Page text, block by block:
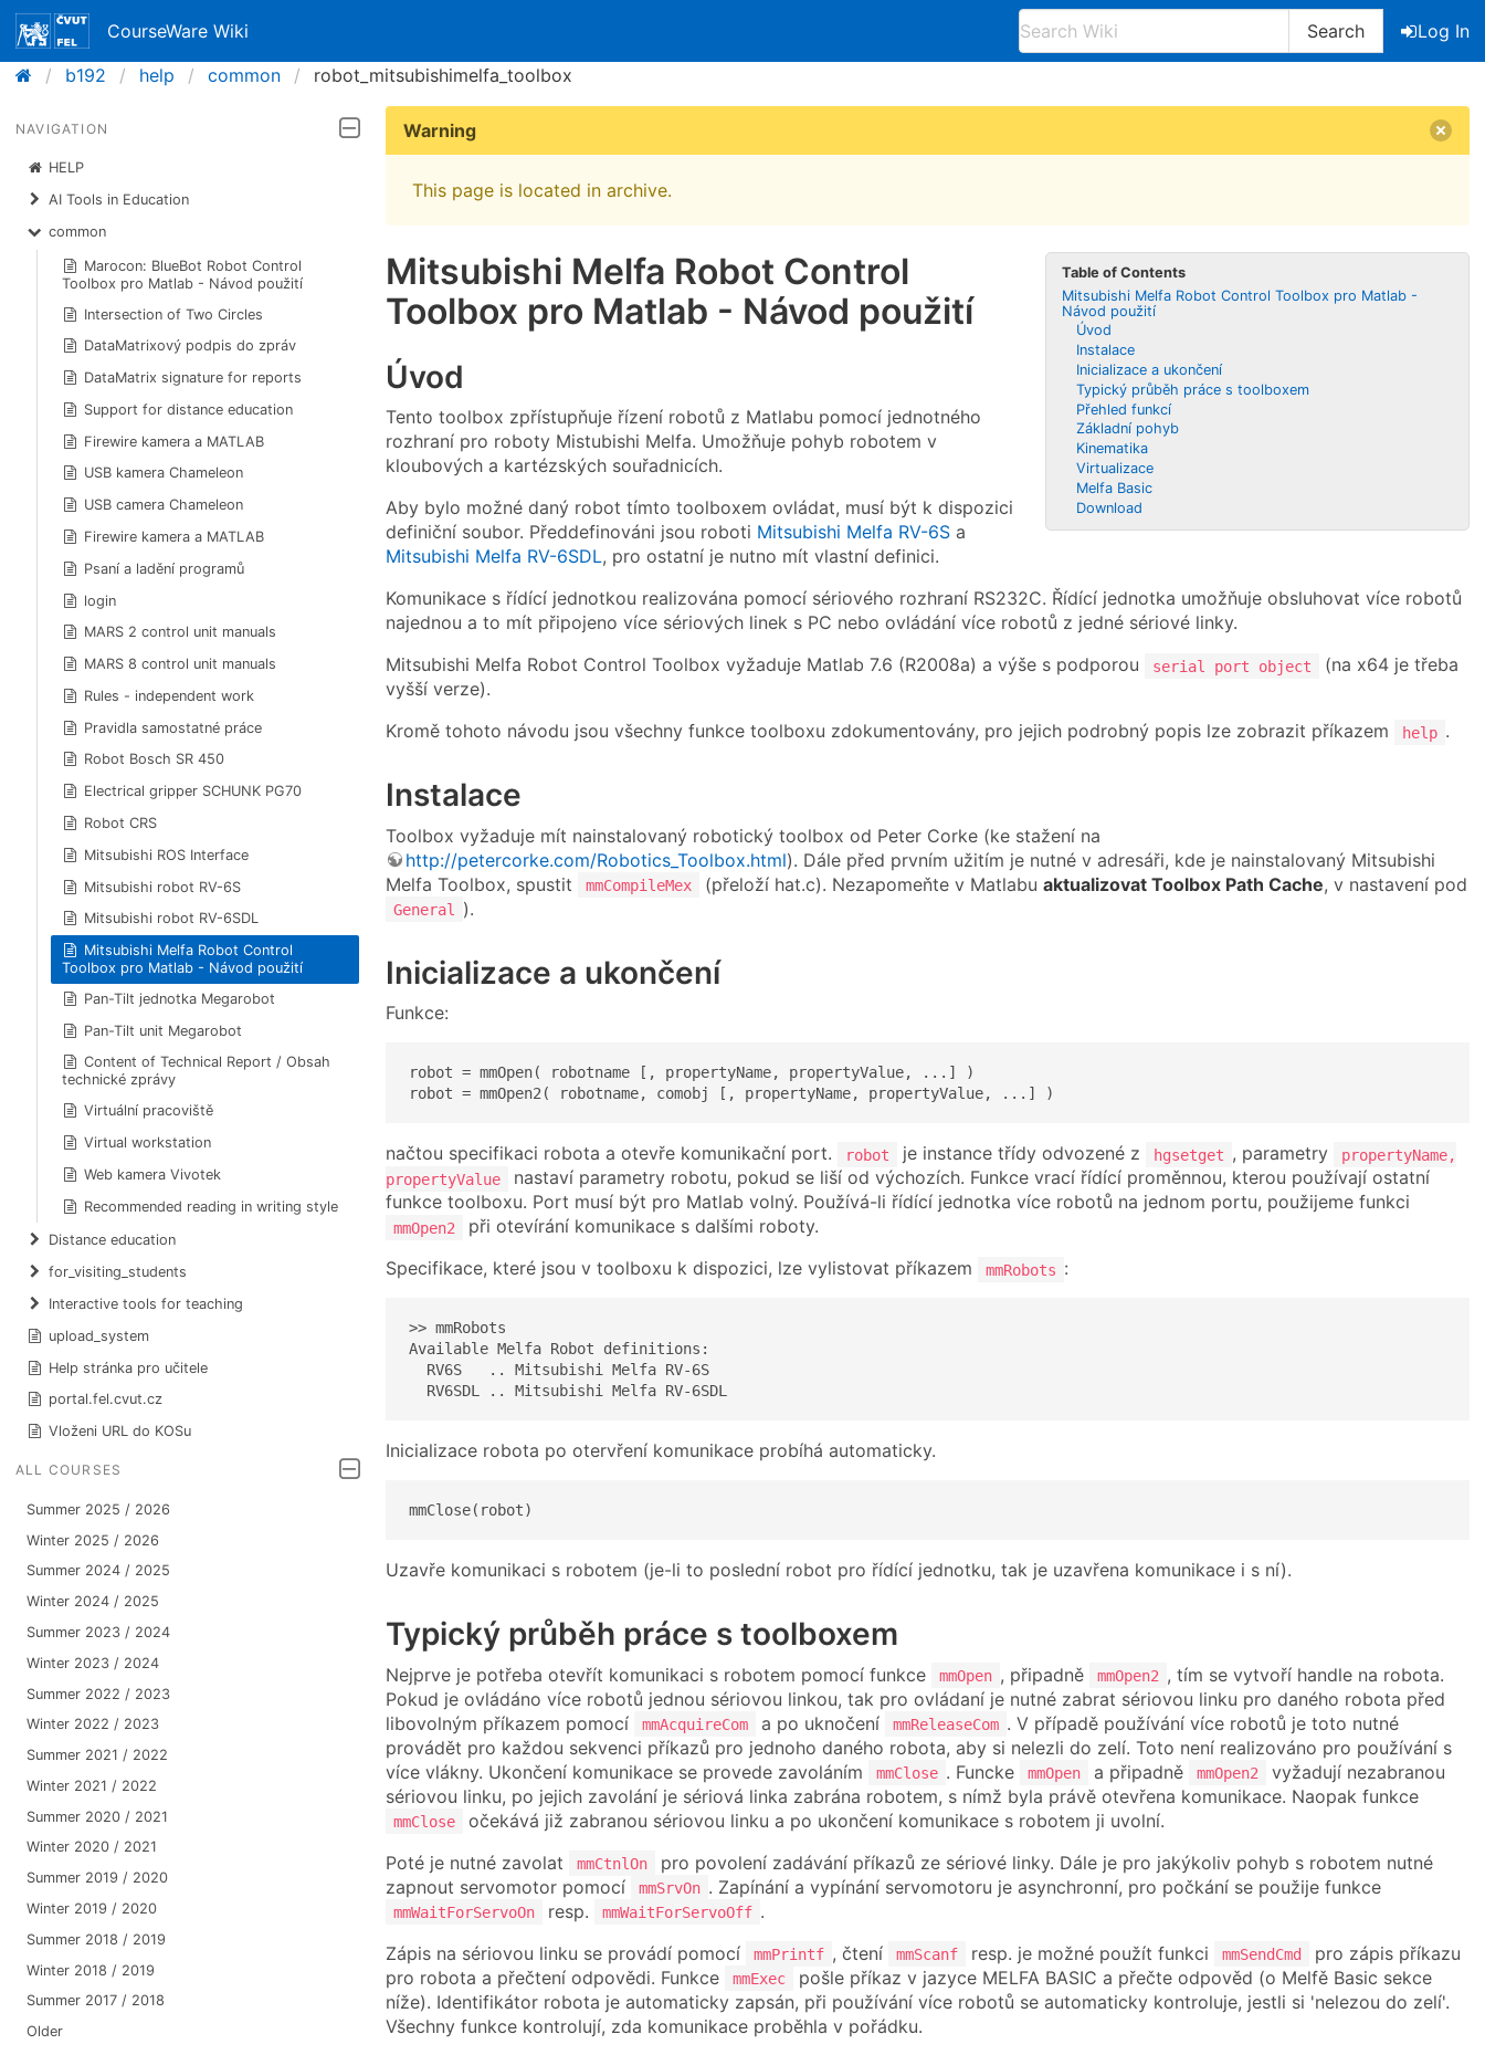
CourseWare Wiki Search
Log In
b192
help common robot_mitsubishimelfa_toolbox
NAVIGATION
HELP
AI Tools in Education
common
Marocon: BlueBot Robot Control
Toolbox pro Matlab - Návod použití
Intersection of Two Circles
DataMatrixový podpis do zpráv
DataMatrix signature for reports
Support for distance education
Firewire kamera a MATLAB
USB kamera Chameleon
USB camera Chameleon
Firewire kamera a MATLAB
Psaní a ladění programů
login
MARS 2 control unit manuals
MARS 8 control unit manuals
Rules - independent work
Pravidla samostatné práce
Robot Bosch SR 450
Electrical gripper SCHUNK PG70
Robot CRS
Mitsubishi ROS Interface
Mitsubishi robot RV-6S
Mitsubishi robot RV-6SDL
Mitsubishi Melfa Robot Control
Toolbox pro Matlab - Návod použití
Pan-Tilt jednotka Megarobot
Pan-Tilt unit Megarobot
Content of Technical Report / Obsah
technické zprávy
Virtuální pracoviště
Virtual workstation
Web kamera Vivotek
Recommended reading in writing style
Distance education
for_visiting_students
Interactive tools for teaching
upload_system
Help stránka pro učitele
portal.fel.cvut.cz
Vloženi URL do KOSu
ALL COURSES
Summer 2025 / 2026
Winter 2025 / 2026
Summer 2024 / 2025
Winter 2024 / 2025
Summer 2023 / 2024
Winter 2023 / 2024
Summer 2022 / 2023
Winter 2022 / 2023
Summer 2021 / 2022
Winter 2021 / 2022
Summer 2020 / 2021
Winter 2020 / 2021
Summer 2019 / 2020
Winter 2019 / 2020
Summer 2018 / 2019
Winter 2018 / 2019
Summer 2017 / 2018
Older
Warning
This page is located in archive.
Table of Contents
Mitsubishi Melfa Robot Control Toolbox pro Matlab -
Návod použití
Úvod
Instalace
Inicializace a ukončení
Typický průběh práce s toolboxem
Přehled funkcí
Základní pohyb
Kinematika
Virtualizace
Melfa Basic
Download
Mitsubishi Melfa Robot Control
Toolbox pro Matlab - Návod použití
Úvod
Tento toolbox zpřístupňuje řízení robotů z Matlabu pomocí jednotného
rozhraní pro roboty Mistubishi Melfa. Umožňuje pohyb robotem v
kloubových a kartézských souřadnicích.
Aby bylo možné daný robot tímto toolboxem ovládat, musí být k dispozici
definiční soubor. Předdefinováni jsou roboti Mitsubishi Melfa RV-6S a
Mitsubishi Melfa RV-6SDL, pro ostatní je nutno mít vlastní definici.
Komunikace s řídící jednotkou realizována pomocí sériového rozhraní RS232C. Řídící jednotka umožňuje obsluhovat více robotů
najednou a to mít připojeno více sériových linek s PC nebo ovládání více robotů z jedné sériové linky.
Mitsubishi Melfa Robot Control Toolbox vyžaduje Matlab 7.6 (R2008a) a výše s podporou
serial port object
(na x64 je třeba
vyšší verze).
Kromě tohoto návodu jsou všechny funkce toolboxu zdokumentovány, pro jejich podrobný popis lze zobrazit příkazem
help .
Instalace
Toolbox vyžaduje mít nainstalovaný robotický toolbox od Peter Corke (ke stažení na
http://petercorke.com/Robotics_Toolbox.html). Dále před prvním užitím je nutné v adresáři, kde je nainstalovaný Mitsubishi
Melfa Toolbox, spustit
mmCompileMex (přeloží hat.c). Nezapomeňte v Matlabu aktualizovat Toolbox Path Cache, v nastavení pod
General ).
Inicializace a ukončení
Funkce:
robot = mmOpen( robotname [, propertyName, propertyValue, ...] )
robot = mmOpen2( robotname, comobj [, propertyName, propertyValue, ...] )
načtou specifikaci robota a otevře komunikační port. robot je instance třídy odvozené z hgsetget , parametry
propertyName,
propertyValue
nastaví parametry robotu, pokud se liší od výchozích. Funkce vrací řídící proměnnou, kterou používají ostatní
funkce toolboxu. Port musí být pro Matlab volný. Používá-li řídící jednotka více robotů na jednom portu, použijeme funkci
mmOpen2
při otevírání komunikace s dalšími roboty.
Specifikace, které jsou v toolboxu k dispozici, lze vylistovat příkazem
mmRobots :
>> mmRobots
Available Melfa Robot definitions:
  RV6S   .. Mitsubishi Melfa RV-6S
  RV6SDL .. Mitsubishi Melfa RV-6SDL
Inicializace robota po otervření komunikace probíhá automaticky.
mmClose(robot)
Uzavře komunikaci s robotem (je-li to poslední robot pro řídící jednotku, tak je uzavřena komunikace i s ní).
Typický průběh práce s toolboxem
Nejprve je potřeba otevřít komunikaci s robotem pomocí funkce mmOpen , připadně mmOpen2 , tím se vytvoří handle na robota.
Pokud je ovládáno více robotů jednou sériovou linkou, tak pro ovládaní je nutné zabrat sériovou linku pro daného robota před
libovolným příkazem pomocí
mmAcquireCom a po uknočení mmReleaseCom . V případě používání více robotů je toto nutné
provádět pro každou sekvenci příkazů pro jednoho daného robota, aby si nelezli do zelí. Toto není realizováno pro používání s
více vlákny. Ukončení komunikace se provede zavoláním
mmClose . Funcke mmOpen a připadně mmOpen2
vyžadují nezabranou
sériovou linku, po jejich zavolání je sériová linka zabrána robotem, s nímž byla právě otevřena komunikace. Naopak funkce
mmClose
očekává již zabranou sériovou linku a po ukončení komunikace s robotem ji uvolní.
Poté je nutné zavolat
mmCtnlOn
pro povolení zadávání příkazů ze sériové linky. Dále je pro jakýkoliv pohyb s robotem nutné
zapnout servomotor pomocí
mmSrvOn . Zapínání a vypínání servomotoru je asynchronní, pro počkání se použije funkce
mmWaitForServoOn resp. mmWaitForServoOff .
Zápis na sériovou linku se provádí pomocí
mmPrintf , čtení mmScanf resp. je možné použít funkci mmSendCmd
pro zápis příkazu
pro robota a přečtení odpovědi. Funkce
mmExec
pošle příkaz v jazyce MELFA BASIC a přečte odpověd (o Melfě Basic sekce
níže). Identifikátor robota je automaticky zapsán, při používání více robotů se automaticky kontroluje, jestli si 'nelezou do zelí'.
Všechny funkce kontrolují, zda komunikace proběhla v pořádku.